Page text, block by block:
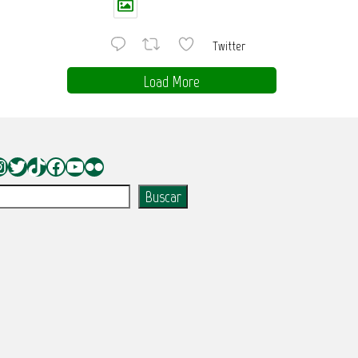
Twitter
Load More
Twitter
TikTokFacebook
YouTube
Flickr
Buscar